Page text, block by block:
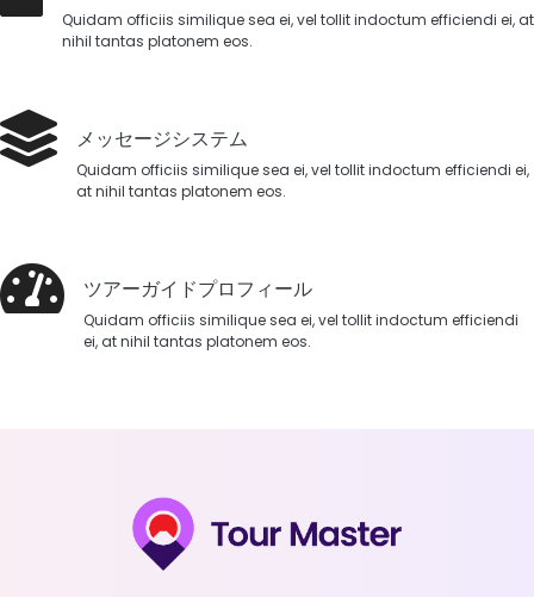
Quidam officiis similique sea ei, vel tollit indoctum efficiendi ei, at
nihil tantas platonem eos.
メッセージシステム
Quidam officiis similique sea ei, vel tollit indoctum efficiendi ei,
at nihil tantas platonem eos.
ツアーガイドプロフィール
Quidam officiis similique sea ei, vel tollit indoctum efficiendi
ei, at nihil tantas platonem eos.